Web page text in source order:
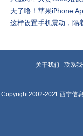
天了噜！苹果iPhone
这样设置手机震动，隔
关于我们 - 联系我
Copyright.2002-2021 西宁信